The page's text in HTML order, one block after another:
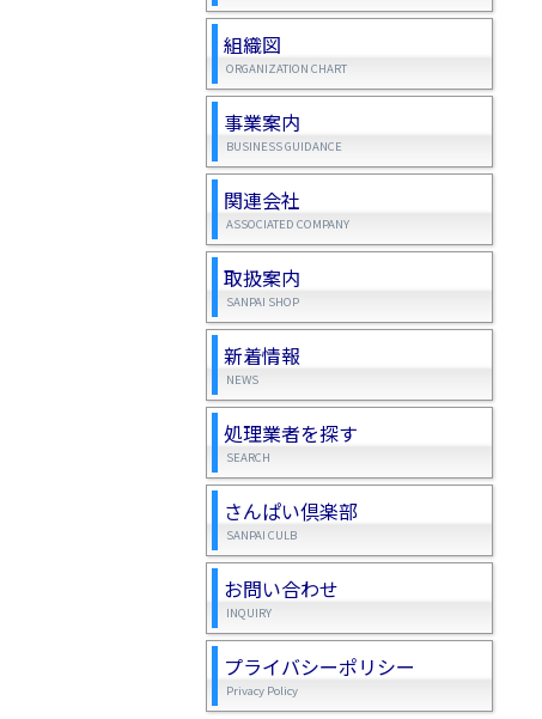
組織図
ORGANIZATION CHART
事業案内
BUSINESS GUIDANCE
関連会社
ASSOCIATED COMPANY
取扱案内
SANPAI SHOP
新着情報
NEWS
処理業者を探す
SEARCH
さんぱい倶楽部
SANPAI CULB
お問い合わせ
INQUIRY
プライバシーポリシー
Privacy Policy